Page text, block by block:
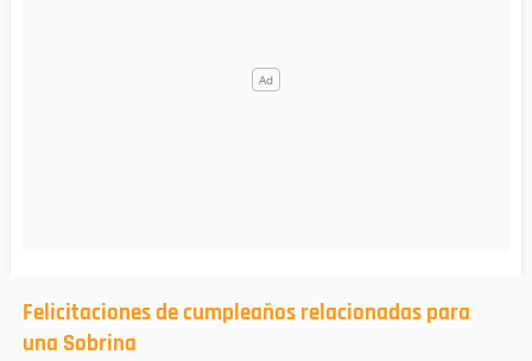
Felicitaciones de cumpleaños relacionadas para
una Sobrina